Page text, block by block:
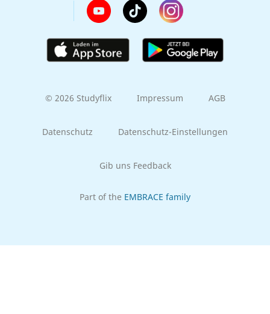
© 2026 Studyflix Impressum AGB
Datenschutz Datenschutz-Einstellungen
Gib uns Feedback
Part of the EMBRACE family